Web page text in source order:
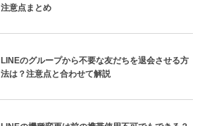
注意点まとめ
LINEのグループから不要な友だちを退会させる方
法は？注意点と合わせて解説